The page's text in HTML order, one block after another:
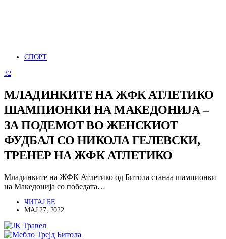
СПОРТ
32
МЛАДИНКИТЕ НА ЖФК АТЛЕТИКО
ШАМПИОНКИ НА МАКЕДОНИЈА –
ЗА ПОДЕМОТ ВО ЖЕНСКИОТ
ФУДБАЛ СО НИКОЛА ГЕЛЕВСКИ,
ТРЕНЕР НА ЖФК АТЛЕТИКО
Младинките на ЖФК Атлетико од Битола станаа шампионки
на Македонија со победата…
ЧИТАЈ БЕ
МАЈ 27, 2022